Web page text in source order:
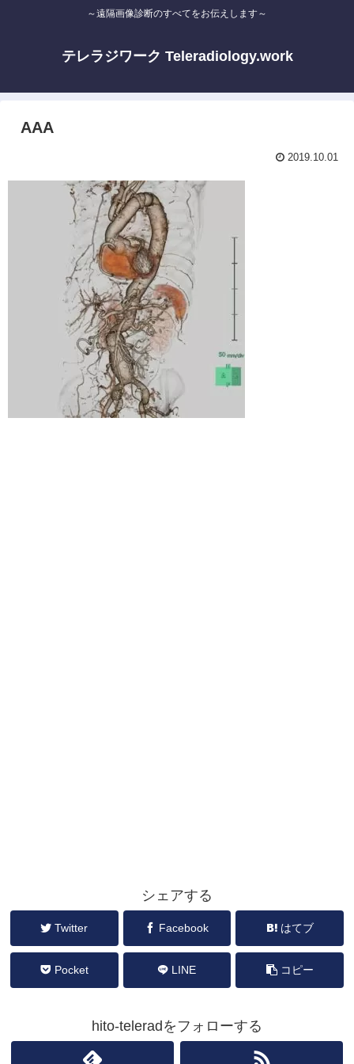
～遠隔画像診断のすべてをお伝えします～
テレラジワーク Teleradiology.work
AAA
2019.10.01
シェアする
Twitter Facebook はてブ
Pocket LINE コピー
hito-teleradをフォローする